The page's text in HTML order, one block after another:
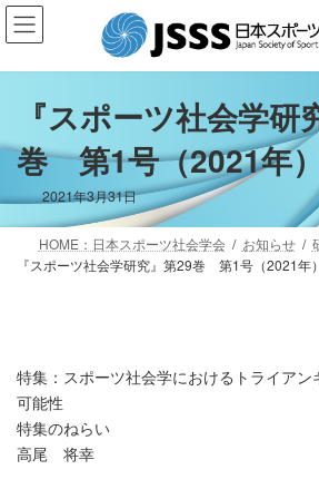
コ
ン
ス
ッ
ナ
ビ
ン
移
『スポーツ社会学研
巻 第1号（2021
2021年3月31日
HOME：日本スポーツ社会学会 お知らせ
『スポーツ社会学研究』第29巻 第1号（2021年
特集：スポーツ社会学におけるトライア
可能性
特集のねらい
高尾 将幸